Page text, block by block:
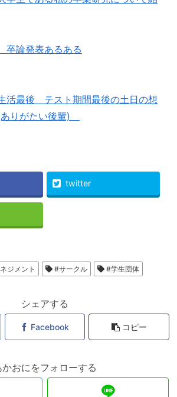
論発表あるある
活最後 テスト期間最後の土日の想
りがたい後輩)
twitter
ジメント #サークル #学生団体
シェアする
Facebook コピー
かおにをフォローする